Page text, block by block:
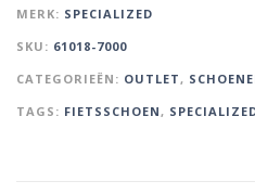
MERK: SPECIALIZED
SKU: 61018-7000
CATEGORIEËN: OUTLET ,
TAGS: FIETSSCHOEN ,